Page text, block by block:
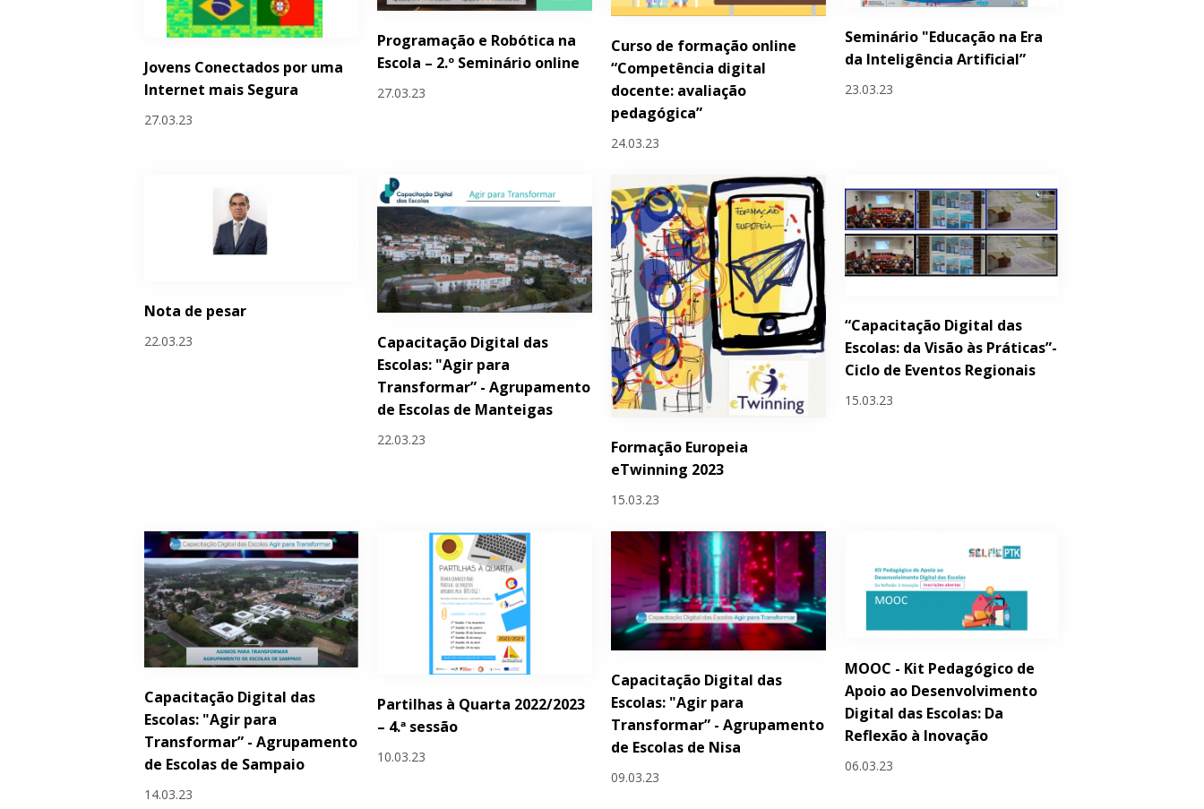
Jovens Conectados por uma
Internet mais Segura
27.03.23
Programação e Robótica na
Escola – 2.º Seminário online
27.03.23
Curso de formação online
“Competência digital
docente: avaliação
pedagógica”
24.03.23
Seminário "Educação na Era
da Inteligência Artificial”
23.03.23
Nota de pesar
22.03.23
Capacitação Digital das
Escolas: "Agir para
Transformar” - Agrupamento
de Escolas de Manteigas
22.03.23
Formação Europeia
eTwinning 2023
15.03.23
“Capacitação Digital das
Escolas: da Visão às Práticas”-
Ciclo de Eventos Regionais
15.03.23
Capacitação Digital das
Escolas: "Agir para
Transformar” - Agrupamento
de Escolas de Sampaio
14.03.23
Partilhas à Quarta 2022/2023
– 4.ª sessão
10.03.23
Capacitação Digital das
Escolas: "Agir para
Transformar” - Agrupamento
de Escolas de Nisa
09.03.23
MOOC - Kit Pedagógico de
Apoio ao Desenvolvimento
Digital das Escolas: Da
Reflexão à Inovação
06.03.23